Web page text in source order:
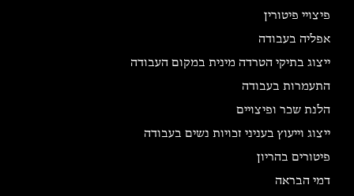
פיצויי פיטורין
אפליה בעבודה
ייצוג בתיקי הטרדה מינית במקום העבודה
התעמרות בעבודה
הלנת שכר ופיצויים
ייצוג וייעוץ בעניני זכויות נשים בעבודה
פיטורים בהריון
דמי הבראה